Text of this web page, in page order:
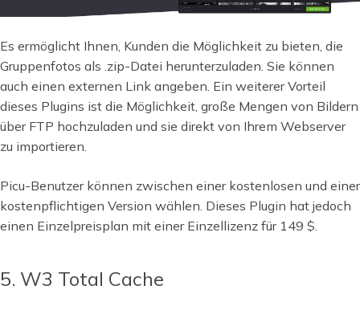
Es ermöglicht Ihnen, Kunden die Möglichkeit zu bieten, die
Gruppenfotos als .zip-Datei herunterzuladen. Sie können
auch einen externen Link angeben. Ein weiterer Vorteil
dieses Plugins ist die Möglichkeit, große Mengen von Bildern
über FTP hochzuladen und sie direkt von Ihrem Webserver
zu importieren.
Picu-Benutzer können zwischen einer kostenlosen und einer
kostenpflichtigen Version wählen. Dieses Plugin hat jedoch
einen Einzelpreisplan mit einer Einzellizenz für 149 $.
5. W3 Total Cache